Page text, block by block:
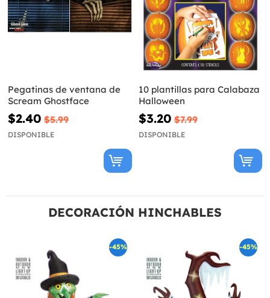
Pegatinas de ventana de
Scream Ghostface
$2.40 $5.99
DISPONIBLE
10 plantillas para Calabaza
Halloween
$3.20 $7.99
DISPONIBLE
DECORACIÓN HINCHABLES
-45% -45%